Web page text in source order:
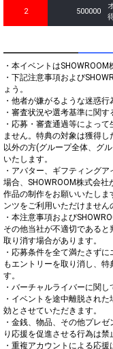
2 500000
・本イベントは
・下記注意事項および
ょう。
・他者が嫌がるような迷惑行
・審査状況や選考基準に関
・応募・審査通過等によっ
ません。特典の対象は獲得
以外の方(グループ全体、グ
いたします。
・アバター、ギフティング
場合、SHOWROOM株式会
作品の制作をお願いいたし
ンツをご利用いただけません
・本注意事項および
その他当社が不適切である
取り消す場合があります。
・応募条件を全て満たさず
もエントリーを取り消し、
す。
・バーチャルライバーに関
・イベントを途中離脱され
効とさせていただきます。
・金銭、物品、その他プレ
り応援を促進させる行為は禁
・重複アカウントによる応